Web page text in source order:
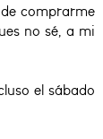
comprarme
no sé, a mi
el sábado